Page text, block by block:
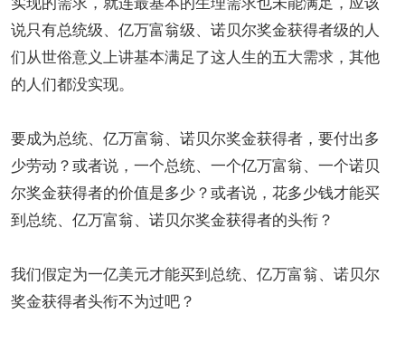
说只有总统级、亿万富翁级、诺贝尔奖金获得者级的人
们从世俗意义上讲基本满足了这人生的五大需求，其他
的人们都没实现。
要成为总统、亿万富翁、诺贝尔奖金获得者，要付出多
少劳动？或者说，一个总统、一个亿万富翁、一个诺贝
尔奖金获得者的价值是多少？或者说，花多少钱才能买
到总统、亿万富翁、诺贝尔奖金获得者的头衔？
我们假定为一亿美元才能买到总统、亿万富翁、诺贝尔
奖金获得者头衔不为过吧？